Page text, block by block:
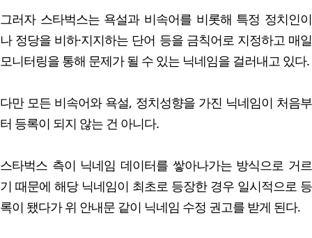
그러자 스타벅스는 욕설과 비속어를 비롯해 특정 정치인이
나 정당을 비하·지지하는 단어 등을 금칙어로 지정하고 매일
모니터링을 통해 문제가 될 수 있는 닉네임을 걸러내고 있다.
다만 모든 비속어와 욕설, 정치성향을 가진 닉네임이 처음부
터 등록이 되지 않는 건 아니다.
스타벅스 측이 닉네임 데이터를 쌓아나가는 방식으로 거르
기 때문에 해당 닉네임이 최초로 등장한 경우 일시적으로 등
록이 됐다가 위 안내문 같이 닉네임 수정 권고를 받게 된다.